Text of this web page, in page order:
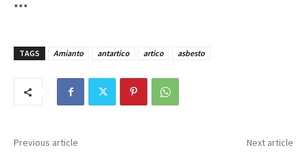
***
TAGS Amianto antartico artico asbesto
Previous article Next article